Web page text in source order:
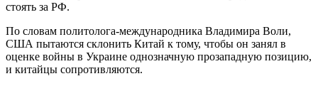
стоять за РФ.
По словам политолога-международника Владимира Воли,
США пытаются склонить Китай к тому, чтобы он занял в
оценке войны в Украине однозначную прозападную позицию,
и китайцы сопротивляются.